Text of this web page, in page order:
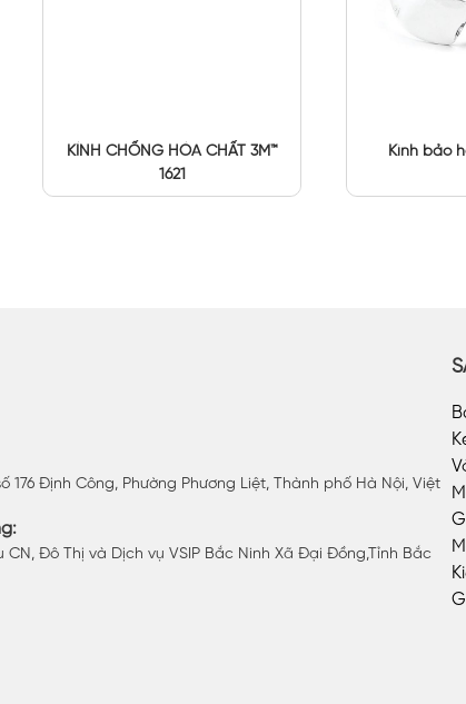
KÍNH CHỐNG HÓA CHẤT 3M™
1621
Kính bảo
176 Định Công, Phường Phương Liệt, Thành phố Hà Nội, Việt
CN, Đô Thị và Dịch vụ VSIP Bắc Ninh Xã Đại Đồng,Tỉnh Bắc